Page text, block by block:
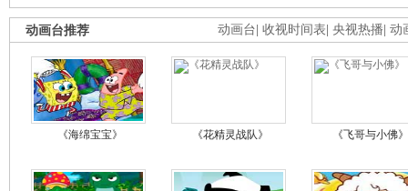
动画台 收视时间表 央视热播 动
动画台推荐
《海绵宝宝》 《花精灵战队》 《飞哥与小佛》